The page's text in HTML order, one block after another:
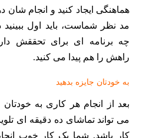
هماهنگی ایجاد کنید و انجام‌ شان
مد نظر شماست، باید اول
چه برنامه‌ ای برای تحققش
راهش را هم پیدا می‌ کنید.
به خودتان جایزه بدهید
بعد از انجام هر کاری به خودتان
می تواند تماشای ده دقیقه ای
کار باشد. شما یک کار خوب